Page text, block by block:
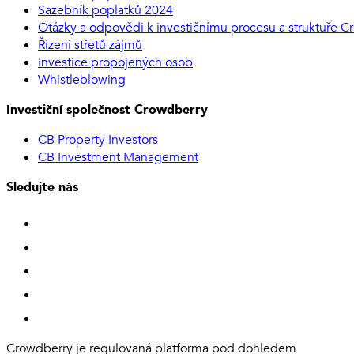
Sazebník poplatků 2024
Otázky a odpovědi k investičnímu procesu a struktuře
Řízení střetů zájmů
Investice propojených osob
Whistleblowing
Investiční společnost Crowdberry
CB Property Investors
CB Investment Management
Sledujte nás
Crowdberry je regulovaná platforma pod dohledem